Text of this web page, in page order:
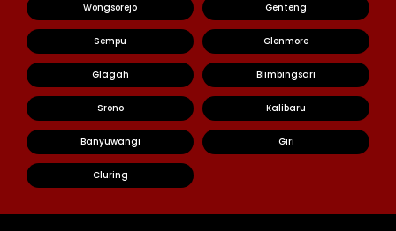
Wongsorejo Genteng
Sempu Glenmore
Glagah Blimbingsari
Srono Kalibaru
Banyuwangi Giri
Cluring